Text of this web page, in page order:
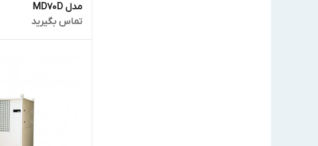
مدل MD70D
تماس بگیرید